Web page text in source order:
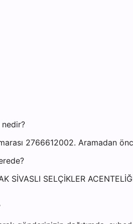
2766612002. Aramadan
SELÇİKLER